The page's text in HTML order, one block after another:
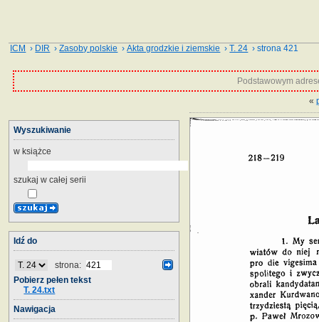
ICM › DIR ›Zasoby polskie ›Akta grodzkie i ziemskie ›T. 24 › strona 421
Podstawowym
«
Wyszukiwanie
w książce
szukaj w całej serii
Idź do
strona:
Pobierz pełen tekst
T. 24.txt
Nawigacja